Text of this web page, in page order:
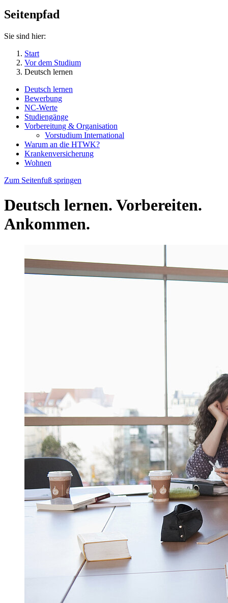
Seitenpfad
Sie sind hier:
Start
Vor dem Studium
Deutsch lernen
Deutsch lernen
Bewerbung
NC-Werte
Studiengänge
Vorbereitung & Organisation
Vorstudium International
Warum an die HTWK?
Krankenversicherung
Wohnen
Zum Seitenfuß springen
Deutsch lernen. Vorbereiten.
Ankommen.